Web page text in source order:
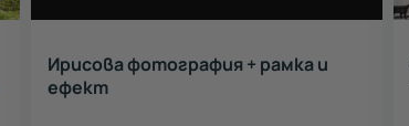
Ирисова фотография + рамка и
ефект